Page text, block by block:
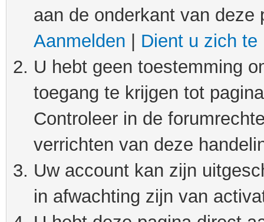
aan de onderkant van
Aanmelden
Dient u zich te
U hebt geen toestemming
toegang te krijgen tot
Controleer in de
verrichten van deze
Uw account kan zijn
in afwachting zijn van